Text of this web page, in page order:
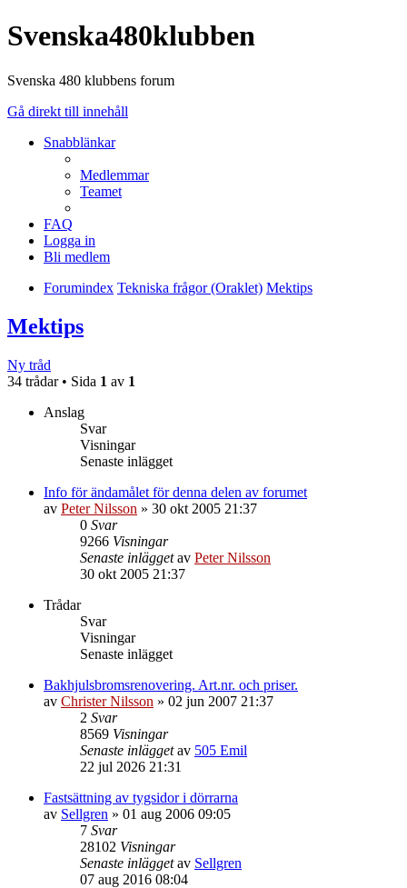
Svenska480klubben
Svenska 480 klubbens forum
Gå direkt till innehåll
Snabblänkar
Medlemmar
Teamet
FAQ
Logga in
Bli medlem
Forumindex Tekniska frågor (Oraklet) Mektips
Mektips
Ny tråd
34 trådar • Sida 1 av 1
Anslag
Svar
Visningar
Senaste inlägget
Info för ändamålet för denna delen av forumet
av Peter Nilsson » 30 okt 2005 21:37
0 Svar
9266 Visningar
Senaste inläggetav Peter Nilsson
30 okt 2005 21:37
Trådar
Svar
Visningar
Senaste inlägget
Bakhjulsbromsrenovering. Art.nr. och priser.
av Christer Nilsson » 02 jun 2007 21:37
2 Svar
8569 Visningar
Senaste inläggetav 505 Emil
22 jul 2026 21:31
Fastsättning av tygsidor i dörrarna
av Sellgren » 01 aug 2006 09:05
7 Svar
28102 Visningar
Senaste inläggetav Sellgren
07 aug 2016 08:04